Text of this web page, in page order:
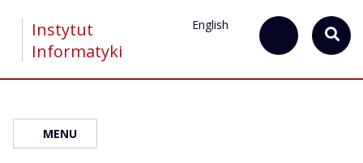
Instytut
Informatyki
English
MENU